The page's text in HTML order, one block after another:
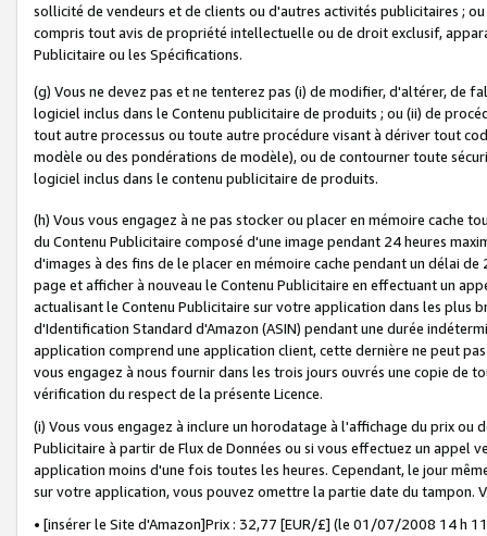
sollicité de vendeurs et de clients ou d'autres activités publicitaires ;
compris tout avis de propriété intellectuelle ou de droit exclusif,
Publicitaire ou les Spécifications.
(g) Vous ne devez pas et ne tenterez pas (i) de modifier, d'altérer, de
logiciel inclus dans le Contenu publicitaire de produits ; ou (ii) de
tout autre processus ou toute autre procédure visant à dériver tout
modèle ou des pondérations de modèle), ou de contourner toute
logiciel inclus dans le contenu publicitaire de produits.
(h) Vous vous engagez à ne pas stocker ou placer en mémoire cache
du Contenu Publicitaire composé d'une image pendant 24 heures
d'images à des fins de le placer en mémoire cache pendant un délai
page et afficher à nouveau le Contenu Publicitaire en effectuant un
actualisant le Contenu Publicitaire sur votre application dans les plus
d'Identification Standard d'Amazon (ASIN) pendant une durée
application comprend une application client, cette dernière ne peut
vous engagez à nous fournir dans les trois jours ouvrés une copie de
vérification du respect de la présente Licence.
(i) Vous vous engagez à inclure un horodatage à l'affichage du prix
Publicitaire à partir de Flux de Données ou si vous effectuez un appel
application moins d'une fois toutes les heures. Cependant, le jour
sur votre application, vous pouvez omettre la partie date du tampon.
• [insérer le Site d'Amazon]Prix : 32,77 [EUR/£] (le 01/07/2008 14 h